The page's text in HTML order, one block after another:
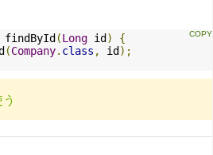
findById (Long id )
{
(Company. class , id );